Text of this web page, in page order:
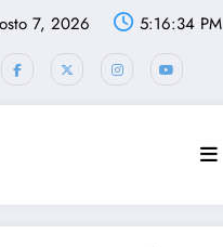
7, 2026 5:16:35 PM